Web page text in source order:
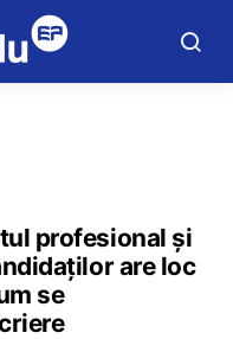
profesional și
are loc
se